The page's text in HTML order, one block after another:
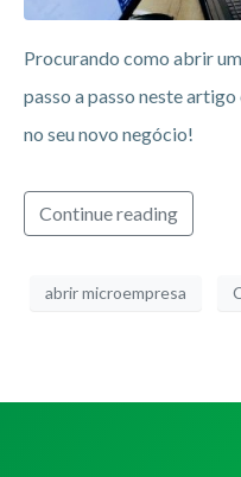
Procurando como abrir
passo a passo neste
no seu novo negócio!
Continue reading
abrir microempresa